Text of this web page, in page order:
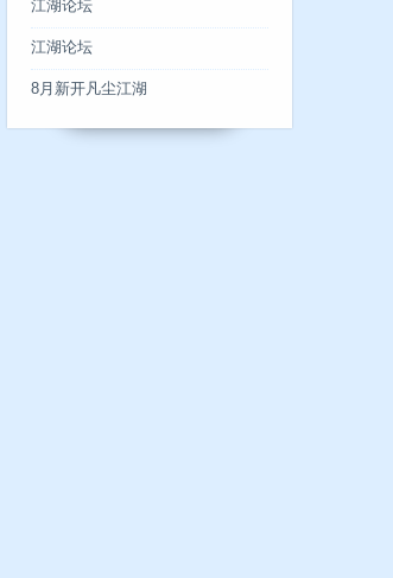
江湖论坛
江湖论坛
8月新开凡尘江湖